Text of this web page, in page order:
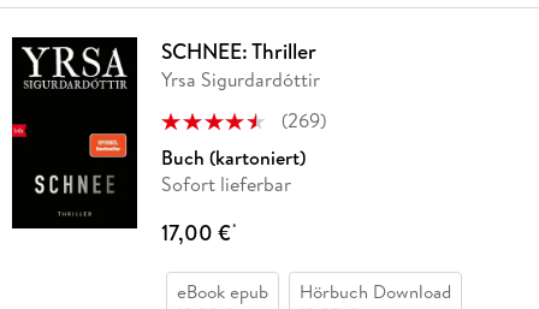
SCHNEE: Thriller
Yrsa Sigurdardóttir
(269)
Buch (kartoniert)
Sofort lieferbar
17,00 €*
eBook epub
Hörbuch Download